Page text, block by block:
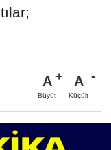
A
Büyüt
A
Küçült